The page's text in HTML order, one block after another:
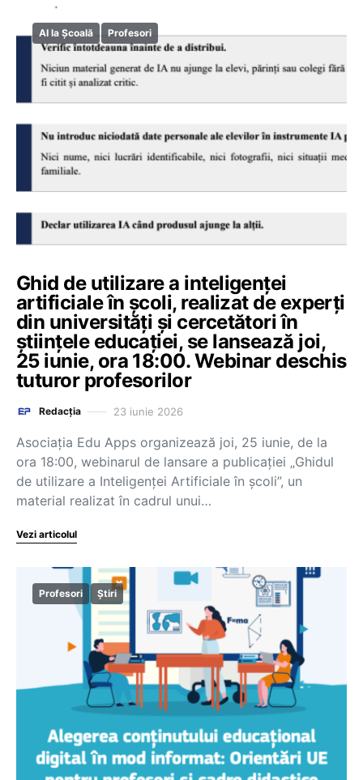
AI la Școală Profesori
Ghid de utilizare a inteligenței
artificiale în școli, realizat de experți
din universități și cercetători în
științele educației, se lansează joi,
25 iunie, ora 18:00. Webinar deschis
tuturor profesorilor
Redacția 23 iunie 2026
Asociația Edu Apps organizează joi, 25 iunie, de la
ora 18:00, webinarul de lansare a publicației „Ghidul
de utilizare a Inteligenței Artificiale în școli”, un
material realizat în cadrul unui…
Vezi articolul
Profesori Știri